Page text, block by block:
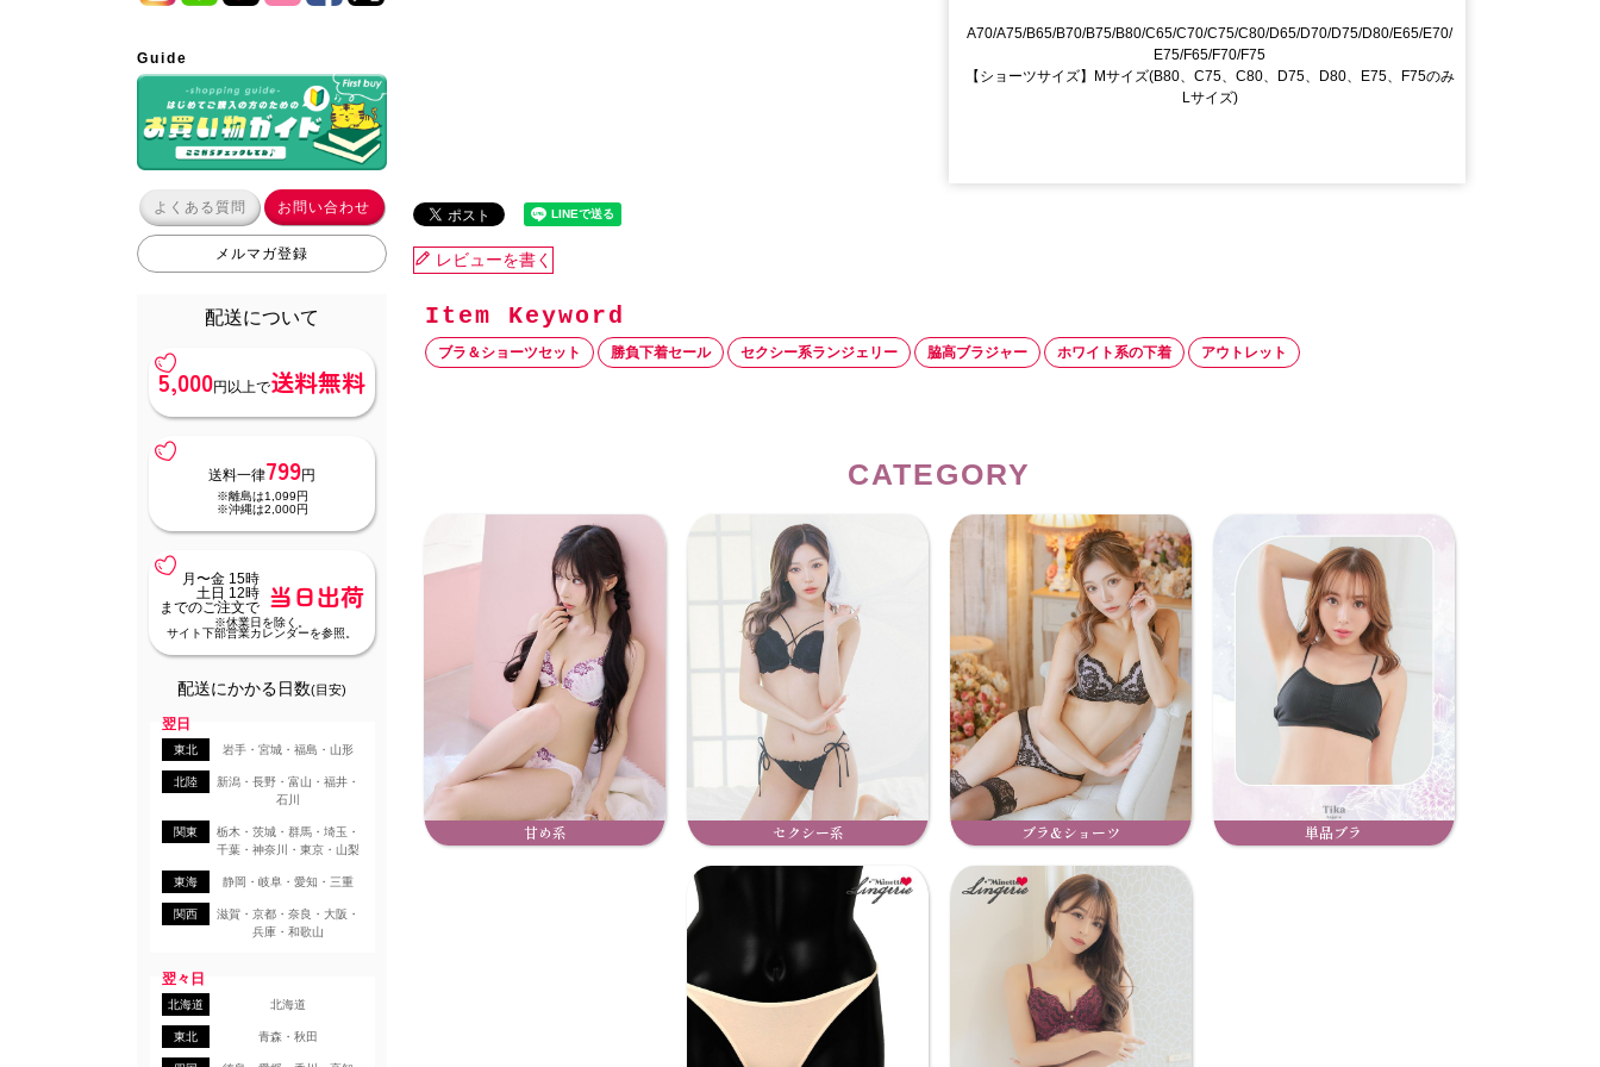
Guide
よくある質問 お問い合わせ
メルマガ登録
配送について
5,000円以上で送料無料
送料一律799円
※離島は1,099円
※沖縄は2,000円
月〜金 15時
土日 12時
までのご注文で
当日出荷
※休業日を除く。
サイト下部営業カレンダーを参照。
配送にかかる日数(目安)
翌日
東北 岩手・宮城・福島・山形
北陸
新潟・長野・富山・福井・
石川
関東
栃木・茨城・群馬・埼玉・
千葉・神奈川・東京・山梨
東海 静岡・岐阜・愛知・三重
関西
滋賀・京都・奈良・大阪・
兵庫・和歌山
翌々日
北海道 北海道
東北 青森・秋田
A70/A75/B65/B70/B75/B80/C65/C70/C75/C80/D65/D70/D75/D80/E65/E70/
E75/F65/F70/F75
【ショーツサイズ】Mサイズ(B80、C75、C80、D75、D80、E75、F75のみ
Lサイズ)
レビューを書く
ブラ＆ショーツセット 勝負下着セール セクシー系ランジェリー 脇高ブラジャー ホワイト系の下着 アウトレット
CATEGORY
甘め系 セクシー系 ブラ&ショーツ 単品ブラ